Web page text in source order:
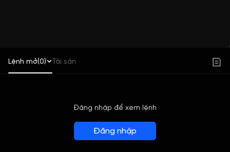
Lệnh mở(0) Tài sản
Đăng nhập để xem lệnh
Đăng nhập